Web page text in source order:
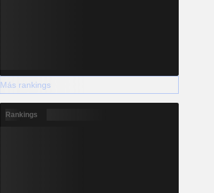
144.15 / 145.31
106.47 / 107.33
Más rankings
Rankings